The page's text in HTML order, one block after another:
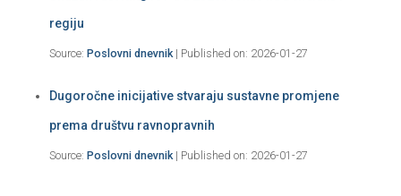
regiju
Source: Poslovni dnevnik Published on: 2026-01-27
Dugoročne inicijative stvaraju sustavne promjene
prema društvu ravnopravnih
Source: Poslovni dnevnik Published on: 2026-01-27